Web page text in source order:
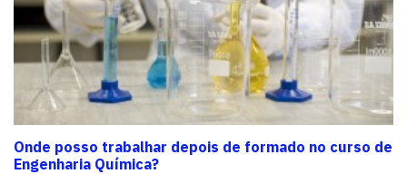
Onde posso trabalhar depois de formado no curso de
Engenharia Química?